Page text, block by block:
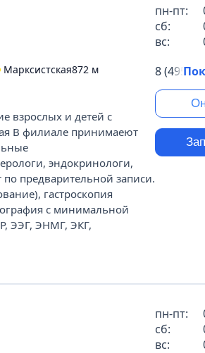
Марксистская872 м
взрослых и детей с
В филиале принимаеют
эндокринологи,
предварительной записи.
гастроскопия
с минимальной
ЭЭГ, ЭНМГ, ЭКГ,
пн-пт:
сб:
вс:
8 (495)
пн-пт:
сб:
вс: